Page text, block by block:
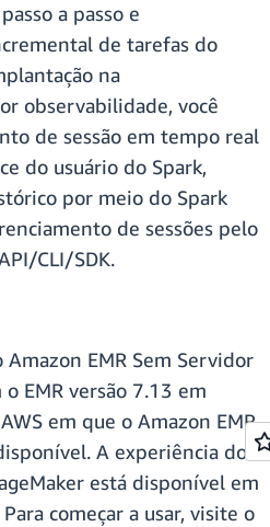
a passo e
de tarefas do
na
observabilidade, você
de sessão em tempo real
do usuário do Spark,
por meio do Spark
de sessões pelo
CLI/SDK.
Amazon EMR Sem Servidor
EMR versão 7.13 em
em que o Amazon EMR
A experiência do
está disponível em
Para começar a usar, visite o